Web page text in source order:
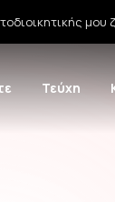
μου
Τεύχη